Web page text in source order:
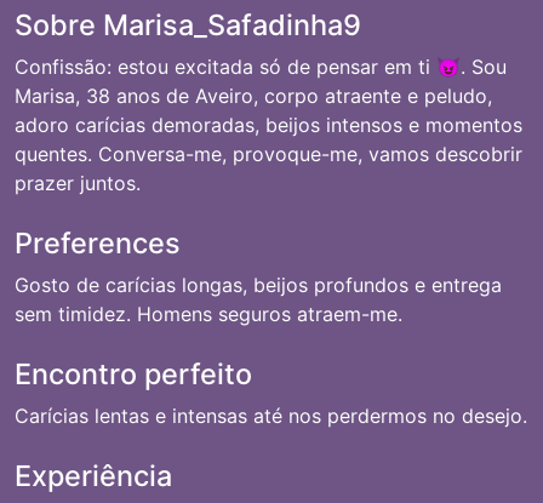
Sobre Marisa_Safadinha9
Confissão: estou excitada só de pensar em ti 😈. Sou
Marisa, 38 anos de Aveiro, corpo atraente e peludo,
adoro carícias demoradas, beijos intensos e momentos
quentes. Conversa-me, provoque-me, vamos descobrir
prazer juntos.
Preferences
Gosto de carícias longas, beijos profundos e entrega
sem timidez. Homens seguros atraem-me.
Encontro perfeito
Carícias lentas e intensas até nos perdermos no desejo.
Experiência